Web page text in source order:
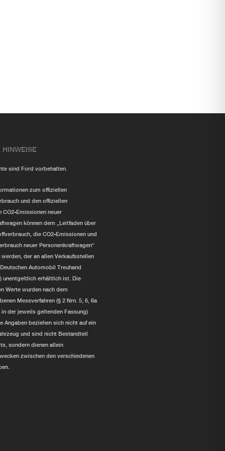
HINWEISE
sind Ford vorbehalten.
zum offiziellen
und den offiziellen
CO2-Emissionen neuer
können dem „Leitfaden über
die CO2-Emissionen und
neuer Personenkraftwagen“
der an allen Verkaufsstellen
Automobil Treuhand
unentgeltlich erhältlich ist. Die
Werte wurden nach dem
Messverfahren (§ 2 Nrn. 5, 6, 6a
in der jeweils geltenden Fassung)
Angaben beziehen sich nicht auf ein
und sind nicht Bestandteil
sondern dienen allein
zwischen den verschiedenen